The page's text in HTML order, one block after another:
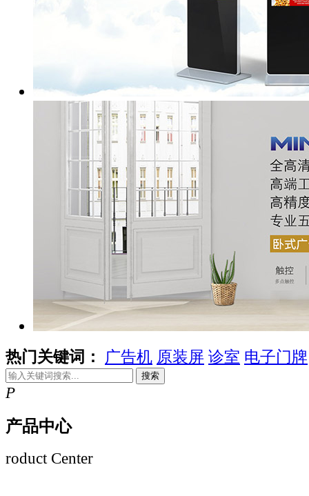
热门关键词： 广告机 原装屏 诊室 电子门牌
搜索
P
产品中心
roduct Center